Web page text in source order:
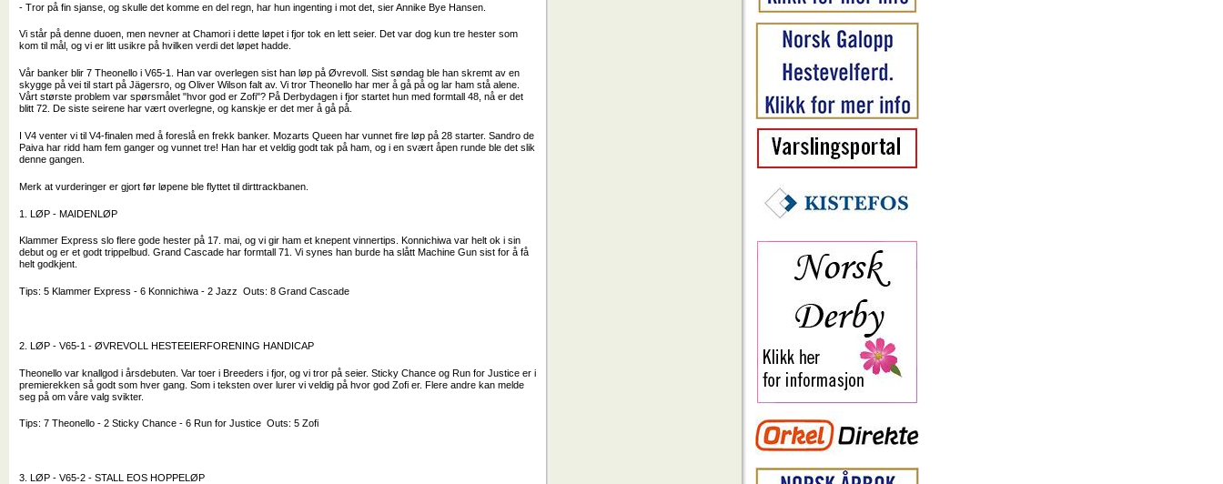
- Tror på fin sjanse, og skulle det komme en del regn, har hun ingenting i mot det, sier Annike Bye Hansen.
Vi står på denne duoen, men nevner at Chamori i dette løpet i fjor tok en lett seier. Det var dog kun tre hester som
kom til mål, og vi er litt usikre på hvilken verdi det løpet hadde.
Vår banker blir 7 Theonello i V65-1. Han var overlegen sist han løp på Øvrevoll. Sist søndag ble han skremt av en
skygge på vei til start på Jägersro, og Oliver Wilson falt av. Vi tror Theonello har mer å gå på og lar ham stå alene.
Vårt største problem var spørsmålet "hvor god er Zofi"? På Derbydagen i fjor startet hun med formtall 48, nå er det
blitt 72. De siste seirene har vært overlegne, og kanskje er det mer å gå på.
I V4 venter vi til V4-finalen med å foreslå en frekk banker. Mozarts Queen har vunnet fire løp på 28 starter. Sandro de
Paiva har ridd ham fem ganger og vunnet tre! Han har et veldig godt tak på ham, og i en svært åpen runde ble det slik
denne gangen.
Merk at vurderinger er gjort før løpene ble flyttet til dirttrackbanen.
1. LØP - MAIDENLØP
Klammer Express slo flere gode hester på 17. mai, og vi gir ham et knepent vinnertips. Konnichiwa var helt ok i sin
debut og er et godt trippelbud. Grand Cascade har formtall 71. Vi synes han burde ha slått Machine Gun sist for å få
helt godkjent.
Tips: 5 Klammer Express - 6 Konnichiwa - 2 Jazz Outs: 8 Grand Cascade
2. LØP - V65-1 - ØVREVOLL HESTEEIERFORENING HANDICAP
Theonello var knallgod i årsdebuten. Var toer i Breeders i fjor, og vi tror på seier. Sticky Chance og Run for Justice er i
premierekken så godt som hver gang. Som i teksten over lurer vi veldig på hvor god Zofi er. Flere andre kan melde
seg på om våre valg svikter.
Tips: 7 Theonello - 2 Sticky Chance - 6 Run for Justice Outs: 5 Zofi
3. LØP - V65-2 - STALL EOS HOPPELØP